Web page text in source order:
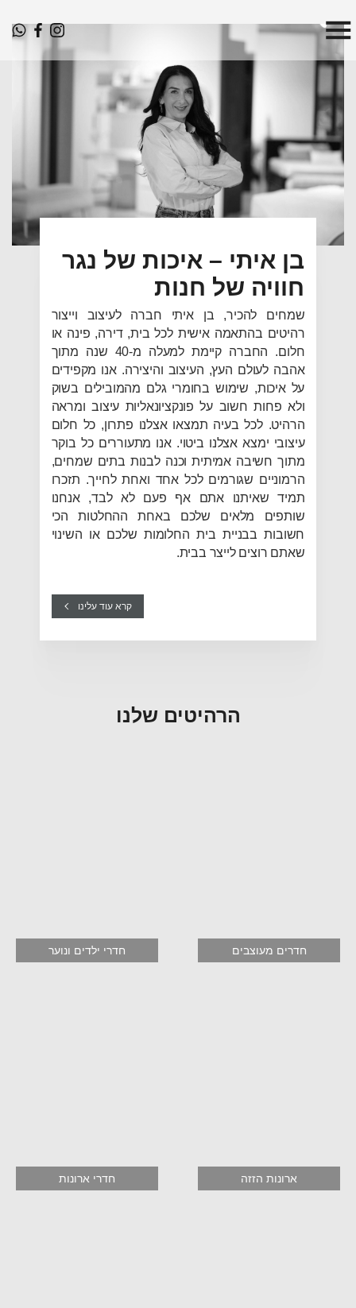
בן איתי – איכות של נגר
חוויה של חנות
שמחים להכיר, בן איתי חברה לעיצוב וייצור
רהיטים בהתאמה אישית לכל בית, דירה, פינה או
חלום. החברה קיימת למעלה מ-40 שנה מתוך
אהבה לעולם העץ, העיצוב והיצירה. אנו מקפידים
על איכות, שימוש בחומרי גלם מהמובילים בשוק
ולא פחות חשוב על פונקציונאליות עיצוב ומראה
הרהיט. לכל בעיה תמצאו אצלנו פתרון, כל חלום
עיצובי ימצא אצלנו ביטוי. אנו מתעוררים כל בוקר
מתוך חשיבה אמיתית וכנה לבנות בתים שמחים,
הרמוניים שגורמים לכל אחד ואחת לחייך. תזכרו
תמיד שאיתנו אתם אף פעם לא לבד, אנחנו
שותפים מלאים שלכם באחת ההחלטות הכי
חשובות בבניית בית החלומות שלכם או השינוי
שאתם רוצים לייצר בבית.
קרא עוד עלינו
הרהיטים שלנו
חדרים מעוצבים חדרי ילדים ונוער
ארונות הזזה חדרי ארונות